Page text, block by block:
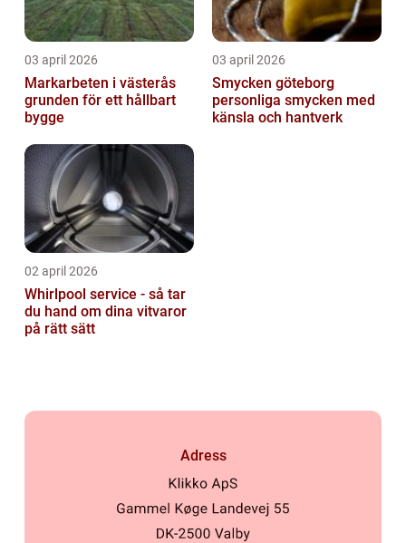
03 april 2026
Markarbeten i västerås
grunden för ett hållbart
bygge
03 april 2026
Smycken göteborg
personliga smycken med
känsla och hantverk
02 april 2026
Whirlpool service - så tar
du hand om dina vitvaror
på rätt sätt
Adress